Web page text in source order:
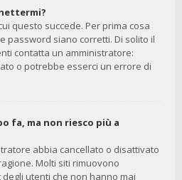
questo succede. Per prima cosa
password siano corretti. Di solito il
contatta un amministratore:
o potrebbe esserci un errore di
fa, ma non riesco più a
abbia cancellato o disattivato
Molti siti rimuovono
utenti che non hanno mai